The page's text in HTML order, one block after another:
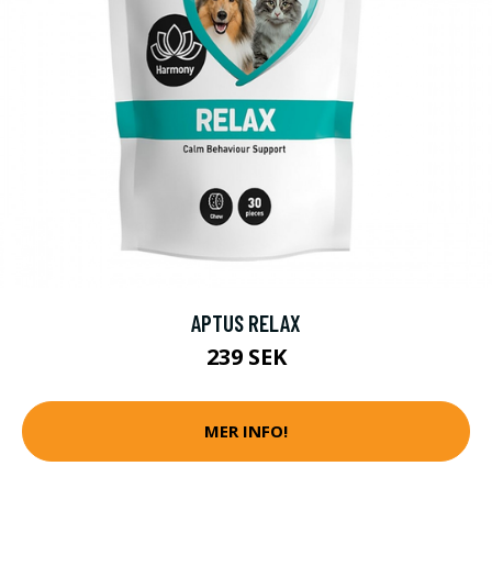
APTUS RELAX
239 SEK
MER INFO!